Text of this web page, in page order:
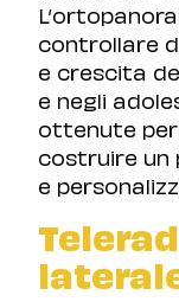
controllare
e crescita
e negli
ottenute
costruire un
e